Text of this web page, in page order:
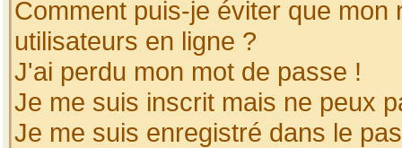
Comment puis-je éviter que
utilisateurs en ligne ?
J'ai perdu mon mot de passe !
Je me suis inscrit mais ne peux
Je me suis enregistré dans le